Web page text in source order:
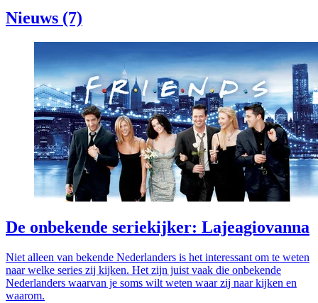
Nieuws (7)
De onbekende seriekijker: Lajeagiovanna
Niet alleen van bekende Nederlanders is het interessant om te weten
naar welke series zij kijken. Het zijn juist vaak die onbekende
Nederlanders waarvan je soms wilt weten waar zij naar kijken en
waarom.